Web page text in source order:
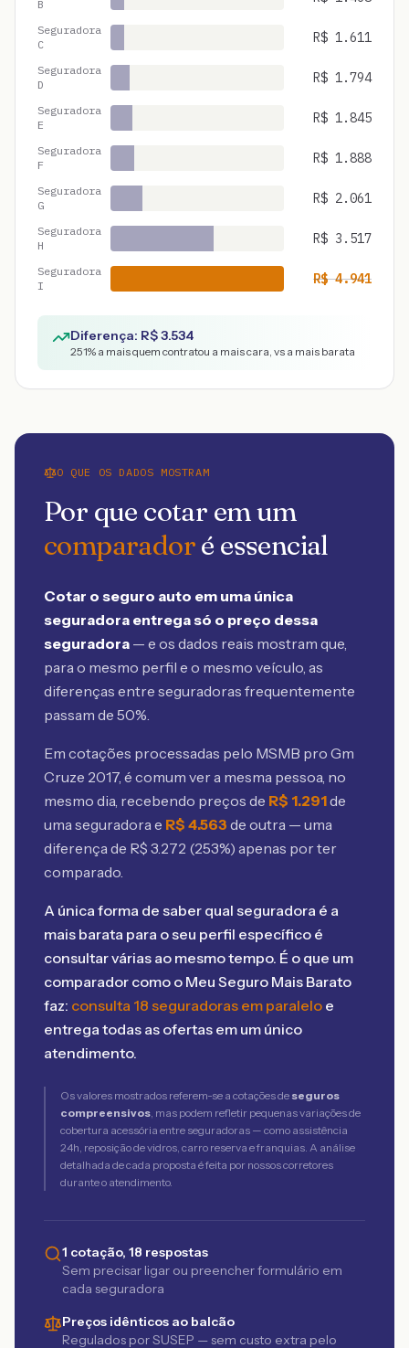
B
Seguradora
C
R$ 1.611
Seguradora
D
R$ 1.794
Seguradora
E
R$ 1.845
Seguradora
F
R$ 1.888
Seguradora
G
R$ 2.061
Seguradora
H
R$ 3.517
Seguradora
I
R$4.941
Diferença: R$3.534
251% a mais quem contratou a mais cara, vs a mais barata
O QUE OS DADOS MOSTRAM
Por que cotar em um
comparadoré essencial
Cotar o seguro auto em uma única
seguradora entrega só o preço dessa
seguradora — e os dados reais mostram que,
para o mesmo perfil e o mesmo veículo, as
diferenças entre seguradoras frequentemente
passam de 50%.
Em cotações processadas pelo MSMB pro Gm
Cruze 2017, é comum ver a mesma pessoa, no
mesmo dia, recebendo preços de R$ 1.291de
uma seguradora e R$ 4.563 de outra — uma
diferença de R$ 3.272 (253%) apenas por ter
comparado.
A única forma de saber qual seguradora é a
mais barata para o seu perfil específico é
consultar várias ao mesmo tempo. É o que um
comparador como o Meu Seguro Mais Barato
faz: consulta 18 seguradoras em paralelo e
entrega todas as ofertas em um único
atendimento.
Os valores mostrados referem-se a cotações de seguros
compreensivos, mas podem refletir pequenas variações de
cobertura acessória entre seguradoras — como assistência
24h, reposição de vidros, carro reserva e franquias. A análise
detalhada de cada proposta é feita por nossos corretores
durante o atendimento.
1 cotação, 18 respostas
Sem precisar ligar ou preencher formulário em
cada seguradora
Preços idênticos ao balcão
Regulados por SUSEP — sem custo extra pelo